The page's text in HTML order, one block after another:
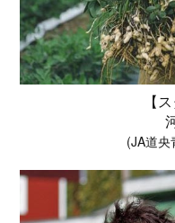
【
(JA道